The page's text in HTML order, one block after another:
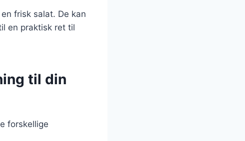
frisk salat. De kan
en praktisk ret til
til din
forskellige